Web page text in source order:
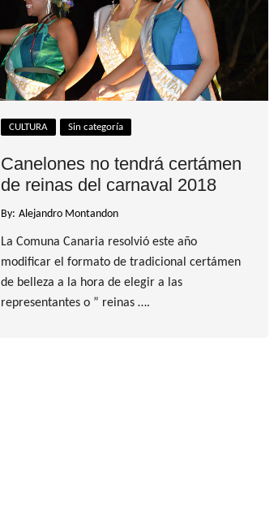
CULTURA Sin categoría
Canelones no tendrá certámen
de reinas del carnaval 2018
By: Alejandro Montandon
La Comuna Canaria resolvió este año
modificar el formato de tradicional certámen
de belleza a la hora de elegir a las
representantes o ” reinas ….